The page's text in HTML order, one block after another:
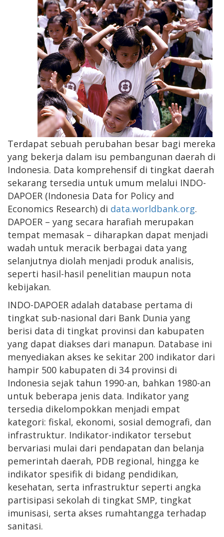
Terdapat sebuah perubahan besar bagi mereka
yang bekerja dalam isu pembangunan daerah di
Indonesia. Data komprehensif di tingkat daerah
sekarang tersedia untuk umum melalui INDO-
DAPOER (Indonesia Data for Policy and
Economics Research) di data.worldbank.org.
DAPOER – yang secara harafiah merupakan
tempat memasak – diharapkan dapat menjadi
wadah untuk meracik berbagai data yang
selanjutnya diolah menjadi produk analisis,
seperti hasil-hasil penelitian maupun nota
kebijakan.
INDO-DAPOER adalah database pertama di
tingkat sub-nasional dari Bank Dunia yang
berisi data di tingkat provinsi dan kabupaten
yang dapat diakses dari manapun. Database ini
menyediakan akses ke sekitar 200 indikator dari
hampir 500 kabupaten di 34 provinsi di
Indonesia sejak tahun 1990-an, bahkan 1980-an
untuk beberapa jenis data. Indikator yang
tersedia dikelompokkan menjadi empat
kategori: fiskal, ekonomi, sosial demografi, dan
infrastruktur. Indikator-indikator tersebut
bervariasi mulai dari pendapatan dan belanja
pemerintah daerah, PDB regional, hingga ke
indikator spesifik di bidang pendidikan,
kesehatan, serta infrastruktur seperti angka
partisipasi sekolah di tingkat SMP, tingkat
imunisasi, serta akses rumahtangga terhadap
sanitasi.